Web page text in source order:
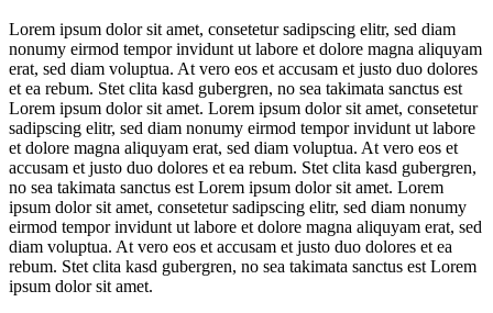
Lorem ipsum dolor sit amet, consetetur sadipscing elitr, sed diam
nonumy eirmod tempor invidunt ut labore et dolore magna aliquyam
erat, sed diam voluptua. At vero eos et accusam et justo duo dolores
et ea rebum. Stet clita kasd gubergren, no sea takimata sanctus est
Lorem ipsum dolor sit amet. Lorem ipsum dolor sit amet, consetetur
sadipscing elitr, sed diam nonumy eirmod tempor invidunt ut labore
et dolore magna aliquyam erat, sed diam voluptua. At vero eos et
accusam et justo duo dolores et ea rebum. Stet clita kasd gubergren,
no sea takimata sanctus est Lorem ipsum dolor sit amet. Lorem
ipsum dolor sit amet, consetetur sadipscing elitr, sed diam nonumy
eirmod tempor invidunt ut labore et dolore magna aliquyam erat, sed
diam voluptua. At vero eos et accusam et justo duo dolores et ea
rebum. Stet clita kasd gubergren, no sea takimata sanctus est Lorem
ipsum dolor sit amet.